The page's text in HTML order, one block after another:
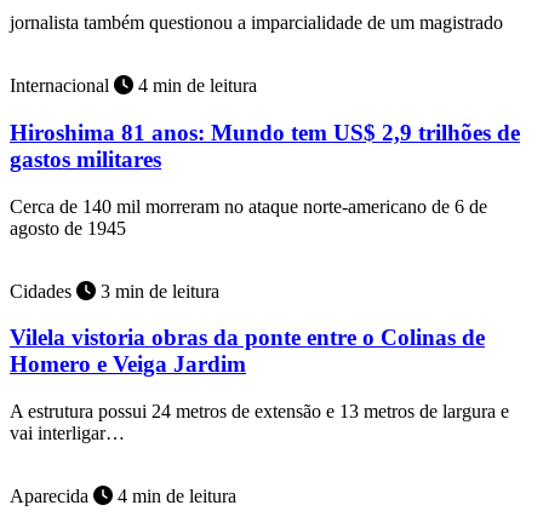
jornalista também questionou a imparcialidade de um magistrado
Internacional 4 min de leitura
Hiroshima 81 anos: Mundo tem US$ 2,9 trilhões de
gastos militares
Cerca de 140 mil morreram no ataque norte-americano de 6 de
agosto de 1945
Cidades 3 min de leitura
Vilela vistoria obras da ponte entre o Colinas de
Homero e Veiga Jardim
A estrutura possui 24 metros de extensão e 13 metros de largura e
vai interligar…
Aparecida 4 min de leitura